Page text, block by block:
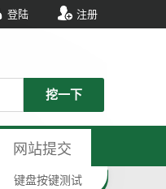
登陆 注册
挖一下
网站提交
键盘按键测试